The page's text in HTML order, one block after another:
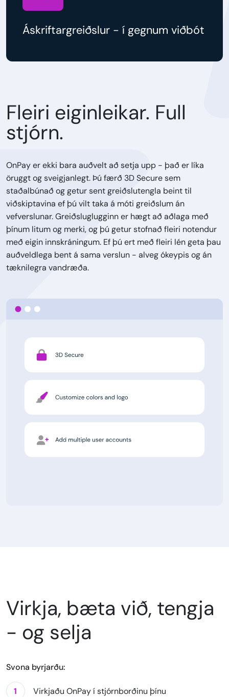
Áskriftargreiðslur - í gegnum viðbót
Fleiri eiginleikar. Full
stjórn.
OnPay er ekki bara auðvelt að setja upp - það er líka
öruggt og sveigjanlegt. Þú færð 3D Secure sem
staðalbúnað og getur sent greiðslutengla beint til
viðskiptavina ef þú vilt taka á móti greiðslum án
vefverslunar. Greiðsluglugginn er hægt að aðlaga með
þínum litum og merki, og þú getur stofnað fleiri notendur
með eigin innskráningum. Ef þú ert með fleiri lén geta þau
auðveldlega bent á sama verslun - alveg ókeypis og án
tæknilegra vandræða.
Virkja, bæta við, tengja
- og selja
Svona byrjarðu:
1 Virkjaðu OnPay í stjórnborðinu þínu